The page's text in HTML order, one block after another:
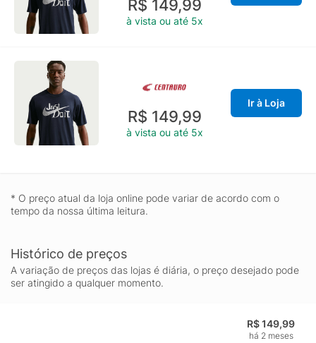
R$ 149,99
à vista ou até 5x
R$ 149,99
à vista ou até 5x
Ir à Loja
* O preço atual da loja online pode variar de acordo com o
tempo da nossa última leitura.
Histórico de preços
A variação de preços das lojas é diária, o preço desejado pode
ser atingido a qualquer momento.
R$ 149,99
há 2 meses